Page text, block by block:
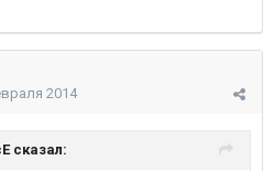
2014
сказал: